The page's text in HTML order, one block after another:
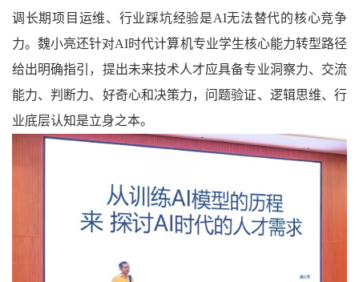
调长期项目运维、行业踩坑经验是AI无法替代的核心竞争
力。魏小亮还针对AI时代计算机专业学生核心能力转型路径
给出明确指引，提出未来技术人才应具备专业洞察力、交流
能力、判断力、好奇心和决策力，问题验证、逻辑思维、行
业底层认知是立身之本。